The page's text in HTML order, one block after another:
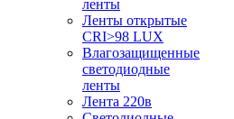
ленты
Ленты открытые
CRI>98 LUX
Влагозащищенные
светодиодные
ленты
Лента 220в